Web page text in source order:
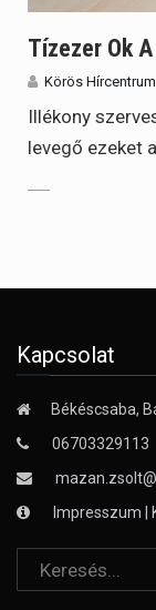
Tízezer Ok
Körös Hírcentrum
Illékony
levegő ezeket
Kapcsolat
Békéscsaba,
06703329113
Impresszum